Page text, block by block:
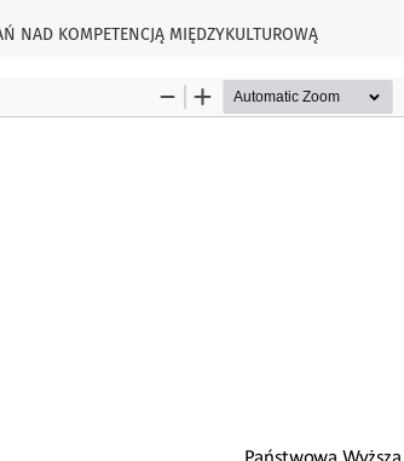
NAD KOMPETENCJĄ MIĘDZYKULTUROWĄ